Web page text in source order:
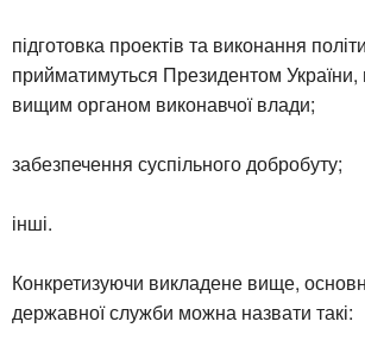
підготовка проектів та виконання
прийматимуться Президентом
вищим органом виконавчої влади;
забезпечення суспільного добробуту;
інші.
Конкретизуючи викладене вище,
державної служби можна назвати такі: